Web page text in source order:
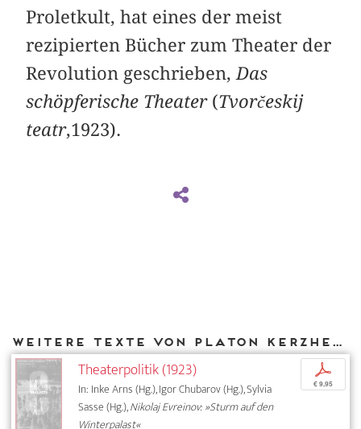
Proletkult, hat eines der meist
rezipierten Bücher zum Theater der
Revolution geschrieben, Das
schöpferische Theater (Tvorčeskij
teatr,1923).
Weitere Texte von Platon Kerzhentsev bei DIAPHANES
Theaterpolitik (1923)
In: Inke Arns (Hg.), Igor Chubarov (Hg.), Sylvia
Sasse (Hg.),Nikolaj Evreinov: »Sturm auf den
Winterpalast«
p
€ 9,95